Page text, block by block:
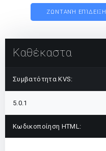
ΖΩΝΤΑΝΉ ΕΠΊΔΕΙΞΗ
Καθέκαστα
Συμβατότητα KVS:
5.0.1
Κωδικοποίηση HTML: